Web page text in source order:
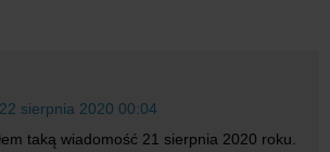
22 sierpnia 2020 00:04
taką wiadomość 21 sierpnia 2020 roku.